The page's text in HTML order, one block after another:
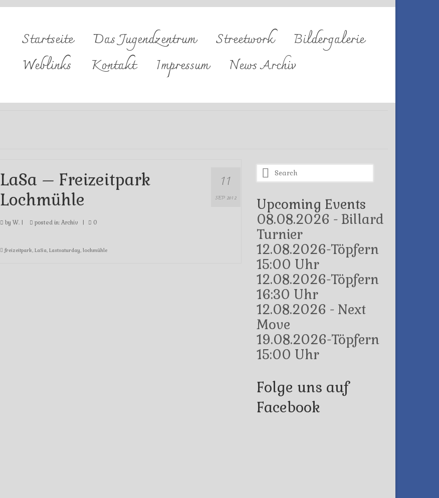
Startseite Das Jugendzentrum Streetwork
Bildergalerie
Weblinks
Kontakt Impressum News Archiv
11
SEP 2012
LaSa – Freizeitpark
Lochmühle
by W.| posted in: Archiv 0
freizeitpark, LaSa, Lastsaturday, lochmühle
Search
for:
Upcoming Events
08.08.2026 - Billard
Turnier
12.08.2026-Töpfern
15:00 Uhr
12.08.2026-Töpfern
16:30 Uhr
12.08.2026 - Next
Move
19.08.2026-Töpfern
15:00 Uhr
Folge uns auf
Facebook